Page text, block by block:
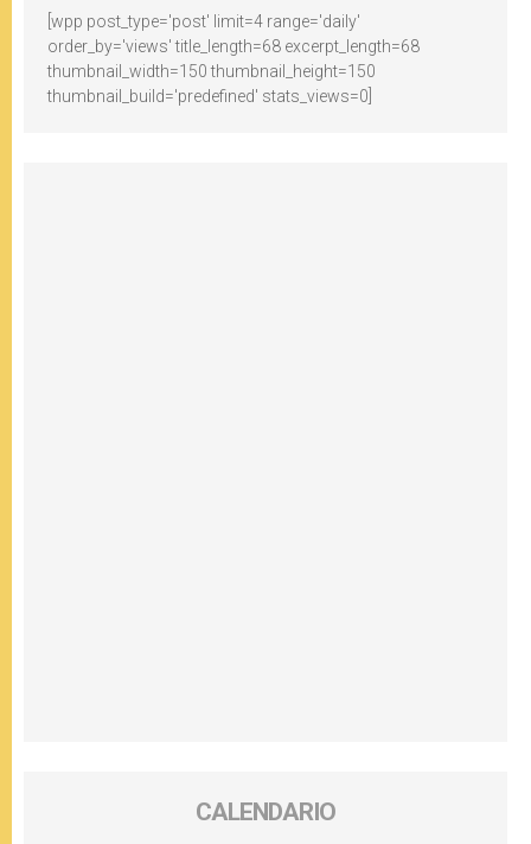
[wpp post_type='post' limit=4 range='daily'
order_by='views' title_length=68 excerpt_length=68
thumbnail_width=150 thumbnail_height=150
thumbnail_build='predefined' stats_views=0]
CALENDARIO